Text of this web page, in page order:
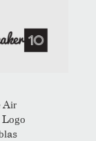
Air
Logo